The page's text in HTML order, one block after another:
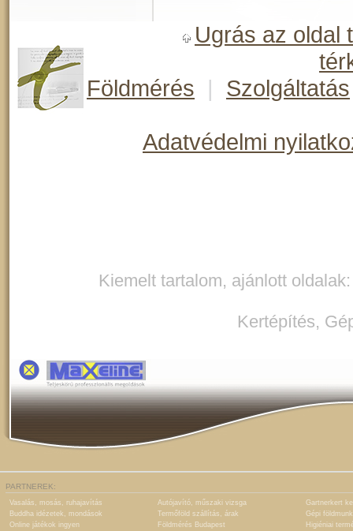
Ugrás az oldal
Földmérés
| Szolgáltatás
Adatvédelmi
Kiemelt tartalom, ajánlott
Kertépítés,
PARTNEREK:
Vasalás, mosás, ruhajavítás Autójavító, műszaki vizsga
Gartnerkert
Buddha idézetek, mondások
Termőföld szállítás, árak
Gépi
Online játékok ingyen
Földmérés Budapest
Higiéniai